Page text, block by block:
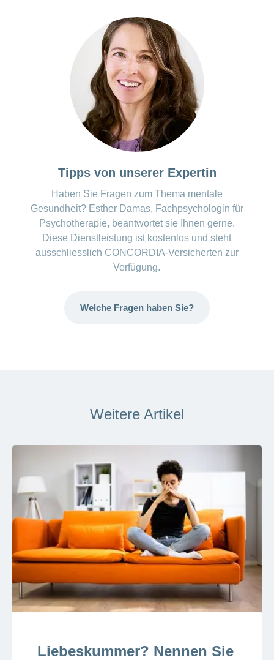
Tipps von unserer Expertin
Haben Sie Fragen zum Thema mentale
Gesundheit? Esther Damas, Fachpsychologin für
Psychotherapie, beantwortet sie Ihnen gerne.
Diese Dienstleistung ist kostenlos und steht
ausschliesslich CONCORDIA-Versicherten zur
Verfügung.
Welche Fragen haben Sie?
Weitere Artikel
Liebeskummer? Nennen Sie